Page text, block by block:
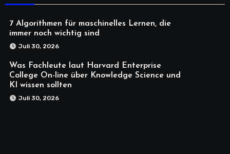
7 Algorithmen für maschinelles Lernen, die
immer noch wichtig sind
Juli 30, 2026
Was Fachleute laut Harvard Enterprise
College On-line über Knowledge Science und
KI wissen sollten
Juli 30, 2026